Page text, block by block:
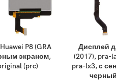
P8 (GRA
экраном,
(prc)
Дисплей
(2017), pra-
pra-lx3, с